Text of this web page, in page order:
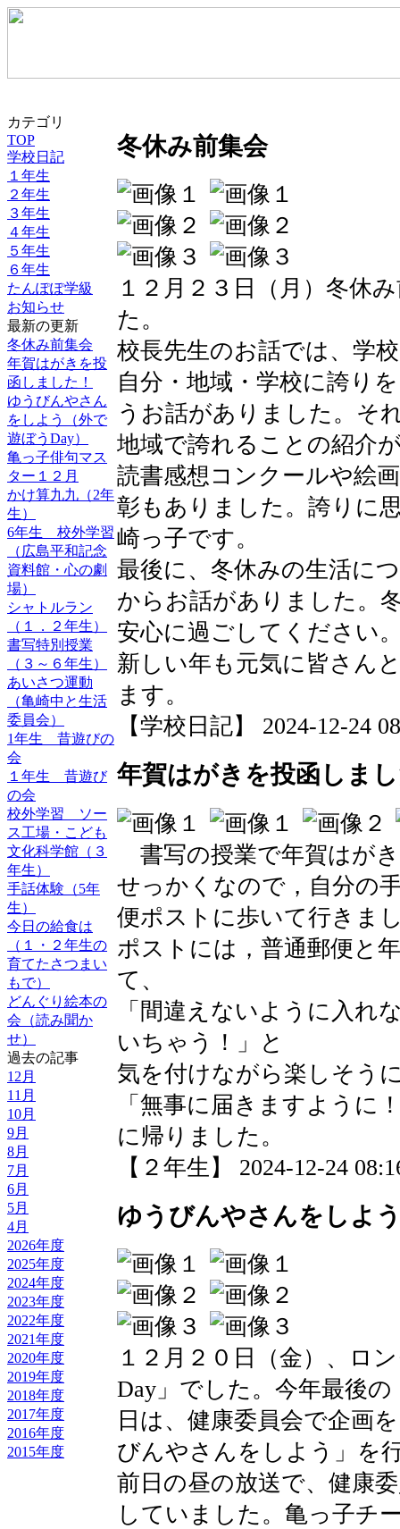
カテゴリ
TOP
学校日記
１年生
２年生
３年生
４年生
５年生
６年生
たんぽぽ学級
お知らせ
最新の更新
冬休み前集会
年賀はがきを投
函しました！
ゆうびんやさん
をしよう（外で
遊ぼうDay）
亀っ子俳句マス
ター１２月
かけ算九九（2年
生）
6年生 校外学習
（広島平和記念
資料館・心の劇
場）
シャトルラン
（１．２年生）
書写特別授業
（３～６年生）
あいさつ運動
（亀崎中と生活
委員会）
1年生 昔遊びの
会
１年生 昔遊び
の会
校外学習 ソー
ス工場・こども
文化科学館（３
年生）
手話体験（5年
生）
今日の給食は
（１・２年生の
育てたさつまい
もで）
どんぐり絵本の
会（読み聞か
せ）
過去の記事
12月
11月
10月
9月
8月
7月
6月
5月
4月
2026年度
2025年度
2024年度
2023年度
2022年度
2021年度
2020年度
2019年度
2018年度
2017年度
2016年度
2015年度
冬休み前集会
１２月２３日（月）冬休
た。
校長先生のお話では、学
自分・地域・学校に誇り
うお話がありました。そ
地域で誇れることの紹介
読書感想コンクールや絵
彰もありました。誇りに
崎っ子です。
最後に、冬休みの生活に
からお話がありました。
安心に過ごしてください
新しい年も元気に皆さん
ます。
【学校日記】 2024-12-24
年賀はがきを投函しま
書写の授業で年賀はが
せっかくなので，自分の
便ポストに歩いて行きま
ポストには，普通郵便と
て、
「間違えないように入れ
いちゃう！」と
気を付けながら楽しそう
「無事に届きますように
に帰りました。
【２年生】 2024-12-24
ゆうびんやさんをしよ
１２月２０日（金）、ロ
Day」でした。今年最後
日は、健康委員会で企画
びんやさんをしよう」を
前日の昼の放送で、健康
していました。亀っ子チ